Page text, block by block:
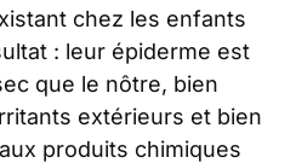
chez les enfants
: leur épiderme est
que le nôtre, bien
extérieurs et bien
produits chimiques